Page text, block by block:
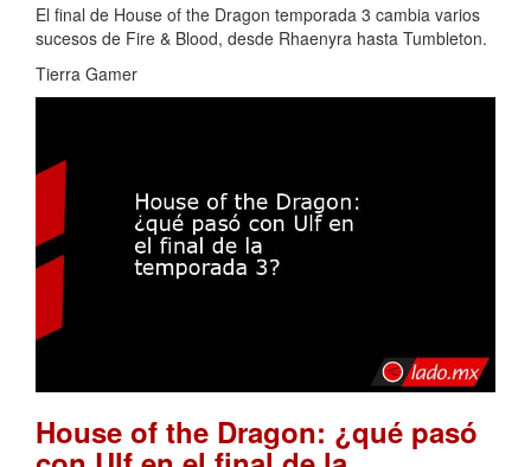
El final de House of the Dragon temporada 3 cambia varios
sucesos de Fire & Blood, desde Rhaenyra hasta Tumbleton.
Tierra Gamer
House of the Dragon: ¿qué pasó